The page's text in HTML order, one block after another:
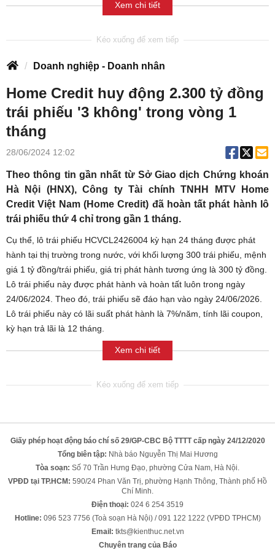
Xem chi tiết
Doanh nghiệp - Doanh nhân
Home Credit huy động 2.300 tỷ đồng
trái phiếu '3 không' trong vòng 1
tháng
28/06/2024 12:02
Theo thông tin gần nhất từ Sở Giao dịch Chứng khoán
Hà Nội (HNX), Công ty Tài chính TNHH MTV Home
Credit Việt Nam (Home Credit) đã hoàn tất phát hành lô
trái phiếu thứ 4 chỉ trong gần 1 tháng.
Cụ thể, lô trái phiếu HCVCL2426004 kỳ hạn 24 tháng được phát
hành tại thị trường trong nước, với khối lượng 300 trái phiếu, mệnh
giá 1 tỷ đồng/trái phiếu, giá trị phát hành tương ứng là 300 tỷ đồng.
Lô trái phiếu này được phát hành và hoàn tất luôn trong ngày
24/06/2024. Theo đó, trái phiếu sẽ đáo hạn vào ngày 24/06/2026.
Lô trái phiếu này có lãi suất phát hành là 7%/năm, tính lãi coupon,
kỳ hạn trả lãi là 12 tháng.
Xem chi tiết
Giấy phép hoạt động báo chí số 29/GP-CBC Bộ TTTT cấp ngày 24/12/2020
Tổng biên tập: Nhà báo Nguyễn Thị Mai Hương
Tòa soạn: Số 70 Trần Hưng Đạo, phường Cửa Nam, Hà Nội.
VPĐD tại TP.HCM: 590/24 Phan Văn Trị, phường Hạnh Thông, Thành phố Hồ
Chí Minh.
Điện thoại: 024 6 254 3519
Hotline: 096 523 7756 (Toà soạn Hà Nội) / 091 122 1222 (VPĐD TPHCM)
Email: tkts@kienthuc.net.vn
Chuyên trang của Báo